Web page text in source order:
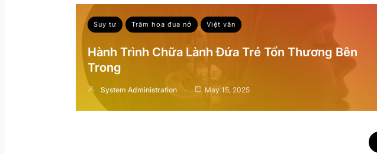
Suy tư Trăm hoa đua nở Việt văn
Hành Trình Chữa Lành Đứa Trẻ Tổn Thương Bên
Trong
System Administration May 15, 2025